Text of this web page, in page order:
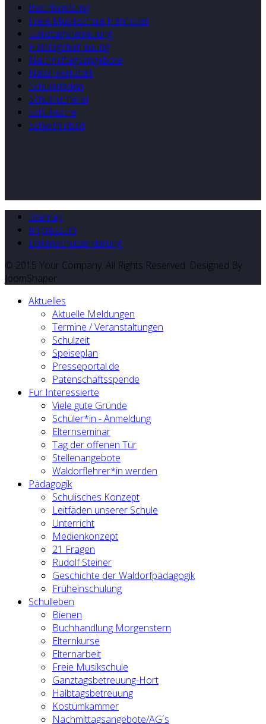
Buchhandlung
Freie Musikschule Hannover
Ganztagsbetreuung
Halbtagsbetreuung
Nachmittagsangebote
Naturwerkstatt
Schülerladen
Schulbücherei
Schulküche
Schwimmbad
Sitemap
Impressum
Datenschutzerklärung
© 2015 Your Company. All Rights Reserved. Designed By
JoomShaper
Aktuelles
Aktuelle Meldungen
Termine / Veranstaltungen
Schulzeit
Speiseplan
Presseportal.de
Patenschaftsspende
Für Interessierte
Viele gute Gründe
Schüler*in - Anmeldung
Elternseminar
Tag der offenen Tür
Stellenangebote
Waldorflehrer*in werden
Pädagogik
Schulisches Konzept
Leitfäden unserer Schule
Unterricht
Medienkonzept
21 Fragen
Rudolf Steiner
Geschichte der Waldorfpädagogik
Früheinschulung
Schulleben
Bienen
Buchhandlung Morgenstern
Elternkurse
Elternarbeit
Freie Musikschule
Ganztagsbetreuung-Hort
Halbtagsbetreuung
Kostümkammer
Nachmittagsangebote/AG´s